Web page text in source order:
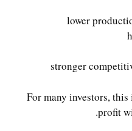
lower
stronger
For many investors,
profit